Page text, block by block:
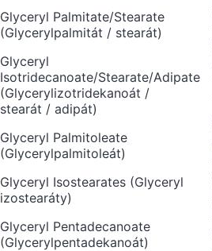
Glyceryl Palmitate/Stearate
(Glycerylpalmitát / stearát)
Glyceryl
Isotridecanoate/Stearate/Adipate
(Glycerylizotridekanoát /
stearát / adipát)
Glyceryl Palmitoleate
(Glycerylpalmitoleát)
Glyceryl Isostearates (Glyceryl
izostearáty)
Glyceryl Pentadecanoate
(Glycerylpentadekanoát)